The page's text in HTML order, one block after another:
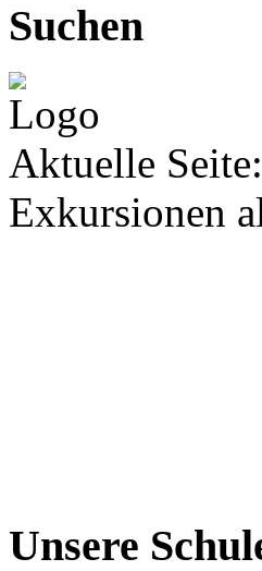
Suchen
Aktuelle Seite:
Exkursionen
Unsere